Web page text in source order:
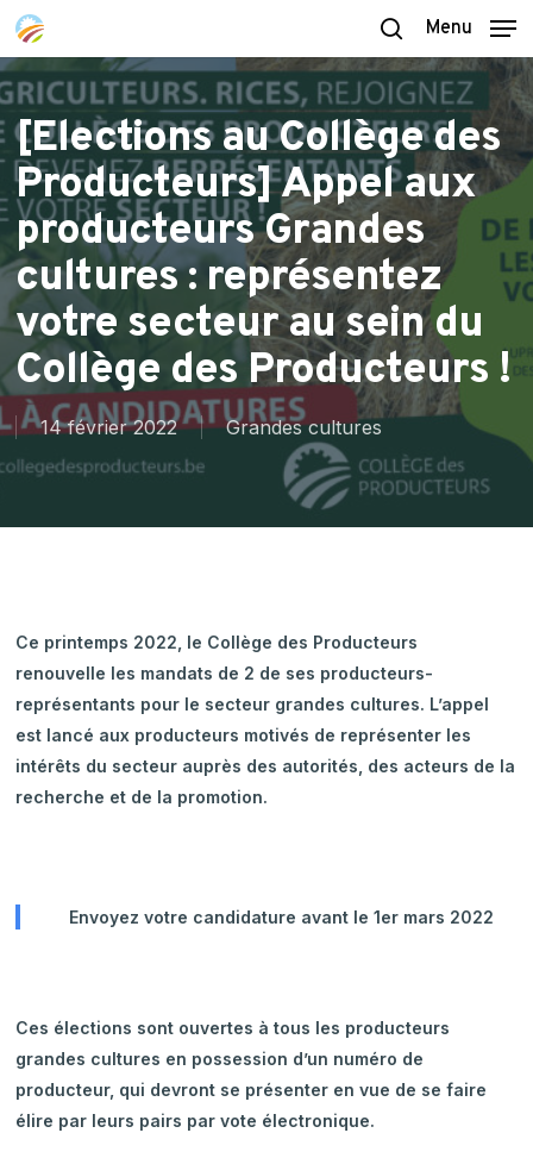
Skip
main
content
search
Menu
[Elections au Collège des
Producteurs] Appel aux
producteurs Grandes
cultures : représentez
votre secteur au sein du
Collège des Producteurs !
14 février 2022 Grandes cultures
Ce printemps 2022, le Collège des Producteurs
renouvelle les mandats de 2 de ses producteurs-
représentants pour le secteur grandes cultures. L’appel
est lancé aux producteurs motivés de représenter les
intérêts du secteur auprès des autorités, des acteurs de la
recherche et de la promotion.
Envoyez votre candidature avant le 1er mars 2022
Ces élections sont ouvertes à tous les producteurs
grandes cultures en possession d’un numéro de
producteur, qui devront se présenter en vue de se faire
élire par leurs pairs par vote électronique.